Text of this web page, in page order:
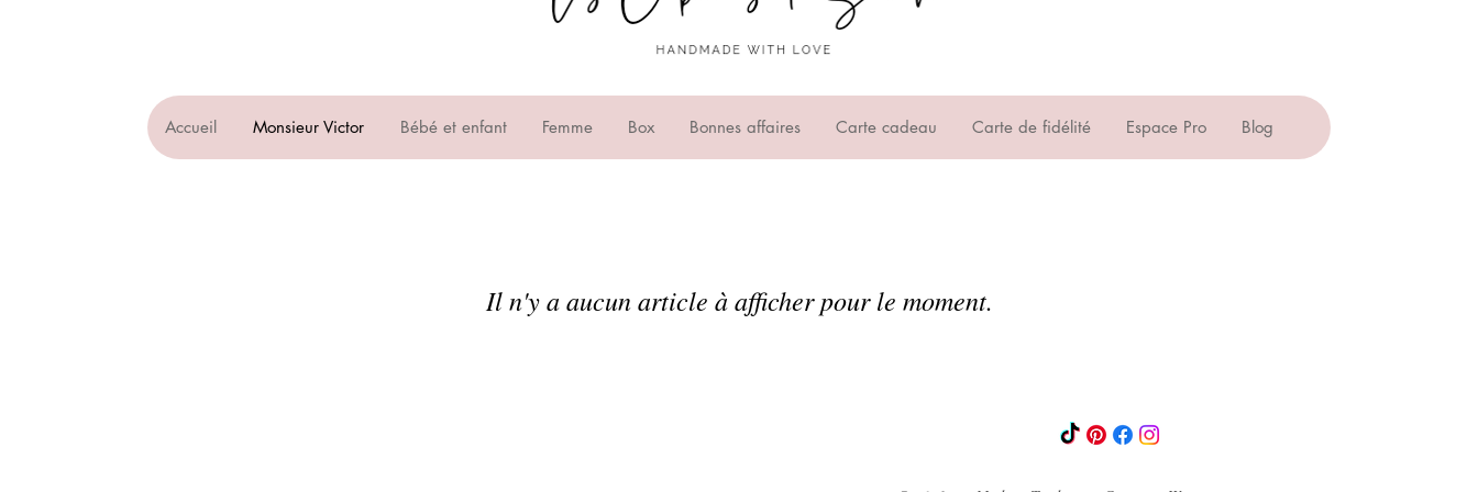
Accueil Monsieur Victor Bébé et enfant Femme Box Bonnes affaires Carte cadeau Carte de fidélité Espace Pro Blog
Il n'y a aucun article à afficher pour le moment.